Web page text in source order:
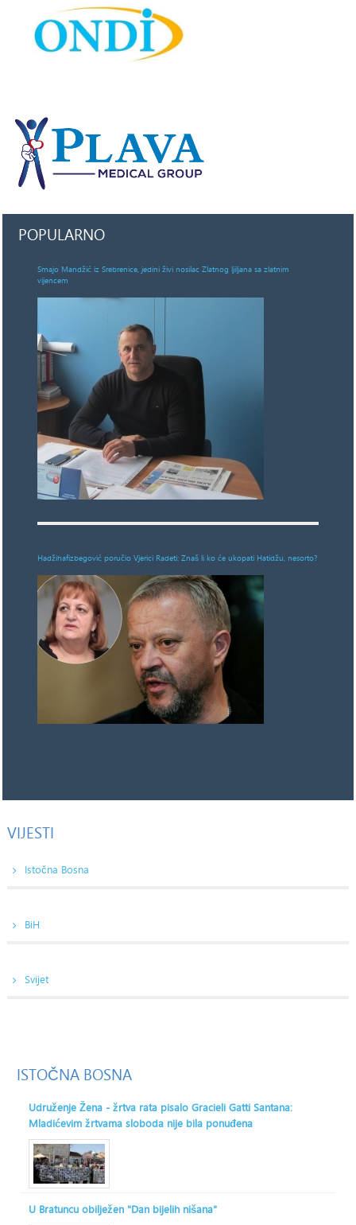
POPULARNO
Smajo Mandžić iz Srebrenice, jedini živi nosilac Zlatnog ljiljana sa zlatnim
vijencem
Hadžihafizbegović poručio Vjerici Radeti: Znaš li ko će ukopati Hatidžu, nesorto?
VIJESTI
Istočna Bosna
BiH
Svijet
ISTOČNA BOSNA
Udruženje Žena - žrtva rata pisalo Gracieli Gatti Santana:
Mladićevim žrtvama sloboda nije bila ponuđena
U Bratuncu obilježen "Dan bijelih nišana"